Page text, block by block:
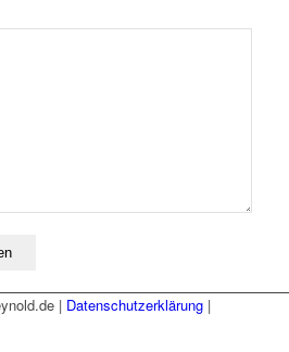
| Datenschutzerklärung|